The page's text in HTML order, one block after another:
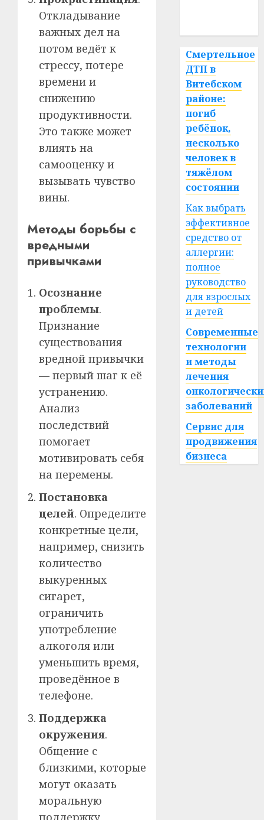
Откладывание
важных дел на
потом ведёт к
стрессу, потере
времени и
снижению
продуктивности.
Это также может
влиять на
самооценку и
вызывать чувство
вины.
Методы борьбы с
вредными
привычками
Осознание
проблемы.
Признание
существования
вредной привычки
— первый шаг к её
устранению.
Анализ
последствий
помогает
мотивировать себя
на перемены.
Постановка
целей. Определите
конкретные цели,
например, снизить
количество
выкуренных
сигарет,
ограничить
употребление
алкоголя или
уменьшить время,
проведённое в
телефоне.
Поддержка
окружения.
Общение с
близкими, которые
могут оказать
моральную
поддержку,
Смертельное
ДТП в
Витебском
районе:
погиб
ребёнок,
несколько
человек в
тяжёлом
состоянии
Как выбрать
эффективное
средство от
аллергии:
полное
руководство
для взрослых
и детей
Современные
технологии
и методы
лечения
заболеваний
Сервис для
продвижения
бизнеса